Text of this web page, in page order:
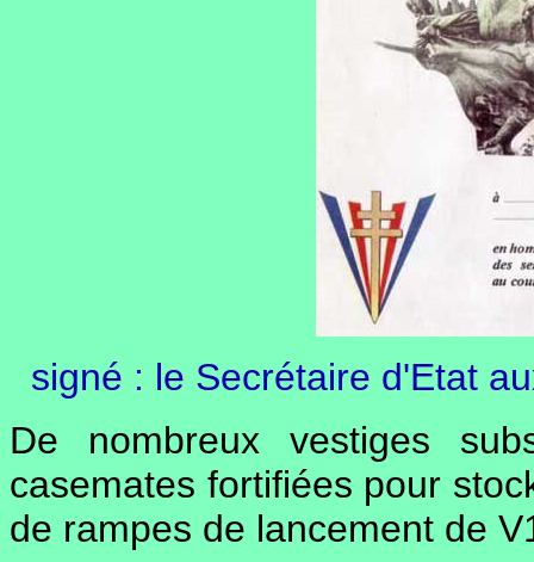
signé : le Secrétaire d'Etat
De nombreux vestiges
casemates fortifiées pour
de rampes de lancement de